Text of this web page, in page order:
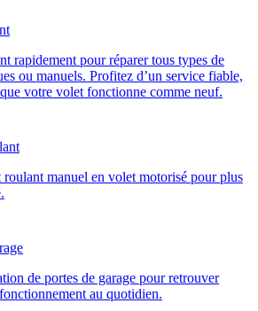
rapidement pour réparer tous types de
ou manuels. Profitez d’un service fiable,
votre volet fonctionne comme neuf.
manuel en volet motorisé pour plus
de portes de garage pour retrouver
au quotidien.